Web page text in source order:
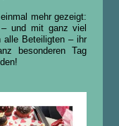
mehr gezeigt:
und mit ganz viel
alle Beteiligten – ihr
besonderen Tag